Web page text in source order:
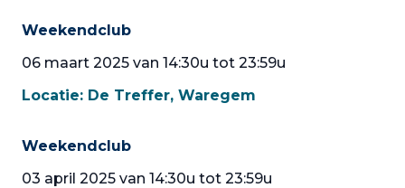
Weekendclub
06 maart 2025 van 14:30u tot 23:59u
Locatie: De Treffer, Waregem
Weekendclub
03 april 2025 van 14:30u tot 23:59u